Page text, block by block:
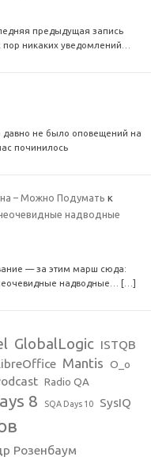
предыдущая запись
пор никаких уведомлений…
давно не было оповещений на
починилось
– Можно Подумать к
надводные
— за этим марш сюда:
надводные… […]
GlobalLogic ISTQB
Mantis O_o
Radio QA
8 SQA Days 10 SysIQ
Розенбаум